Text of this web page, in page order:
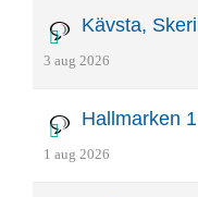
Kävsta,
3 aug 2026
Hallmarken 1
1 aug 2026